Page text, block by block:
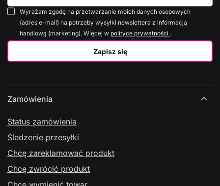
Zapisz się
Wyrażam zgodę na przetwarzanie moich danych osobowych
(adres e-mail) na potrzeby wysyłki newslettera z informacją
handlową (marketing). Więcej w polityce prywatności .
Zamówienia
Status zamówienia
Śledzenie przesyłki
Chcę zareklamować produkt
Chcę zwrócić produkt